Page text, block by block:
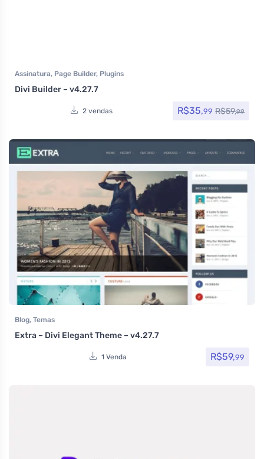
Assinatura, Page Builder, Plugins
Divi Builder – v4.27.7
2 vendas R$35,99 R$59,99
Blog, Temas
Extra – Divi Elegant Theme – v4.27.7
1 Venda R$59,99